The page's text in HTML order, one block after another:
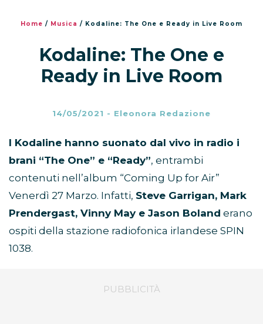
Home / Musica / Kodaline: The One e Ready in Live Room
Kodaline: The One e
Ready in Live Room
14/05/2021 - Eleonora Redazione
I Kodaline hanno suonato dal vivo in radio i
brani “The One” e “Ready”, entrambi
contenuti nell’album “Coming Up for Air”
Venerdì 27 Marzo. Infatti, Steve Garrigan, Mark
Prendergast, Vinny May e Jason Boland erano
ospiti della stazione radiofonica irlandese SPIN
1038.